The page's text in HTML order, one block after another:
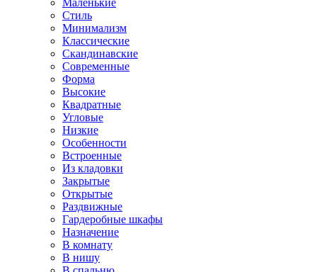
Маленькие
Стиль
Минимализм
Классические
Скандинавские
Современные
Форма
Высокие
Квадратные
Угловые
Низкие
Особенности
Встроенные
Из кладовки
Закрытые
Открытые
Раздвижные
Гардеробные шкафы
Назначение
В комнату
В нишу